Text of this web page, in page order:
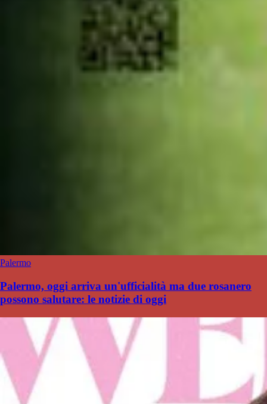
Palermo
Palermo, oggi arriva un'ufficialità ma due rosanero
possono salutare: le notizie di oggi